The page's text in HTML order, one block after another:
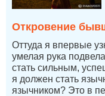
Откровение
Оттуда я впервые
умелая рука
стать сильным,
я должен стать
язычником? Это в